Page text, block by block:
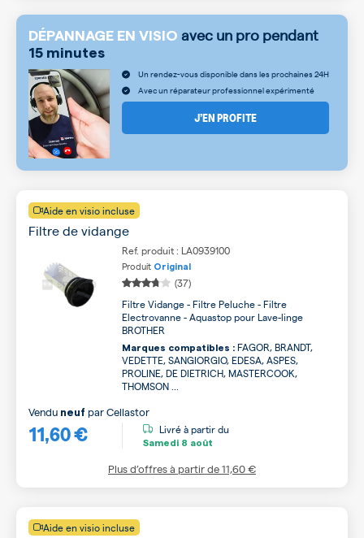
DÉPANNAGE EN VISIO avec un pro pendant
15 minutes
Un rendez-vous disponible dans les prochaines 24H
Avec un réparateur professionnel expérimenté
J’EN PROFITE
Aide en visio incluse
Filtre de vidange
Ref. produit : LA0939100
Produit Original
(37)
Filtre Vidange - Filtre Peluche - Filtre
Electrovanne - Aquastop pour Lave-linge
BROTHER
Marques compatibles : FAGOR, BRANDT,
VEDETTE, SANGIORGIO, EDESA, ASPES,
PROLINE, DE DIETRICH, MASTERCOOK,
THOMSON ...
11,60 €
Vendu neuf parCellastor
Livré à partir du
Samedi 8 août
Plus d’offres à partir de11,60 €
Aide en visio incluse